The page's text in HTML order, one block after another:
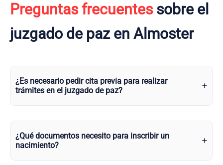
Preguntas frecuentessobre el
juzgado de paz en Almoster
¿Es necesario pedir cita previa para realizar
trámites en el juzgado de paz?
¿Qué documentos necesito para inscribir un
nacimiento?